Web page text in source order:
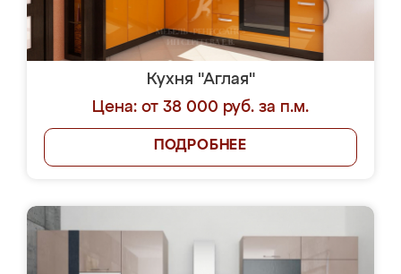
Кухня "Аглая"
Цена: от 38 000 руб. за п.м.
ПОДРОБНЕЕ